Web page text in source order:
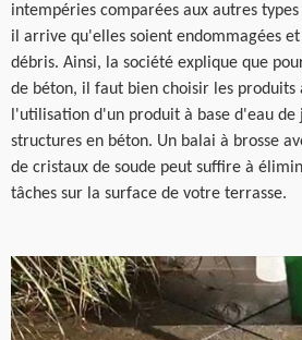
intempéries comparées aux autres
il arrive qu'elles soient endommagées
débris. Ainsi, la société explique que
de béton, il faut bien choisir les produits
l'utilisation d'un produit à base d'eau de
structures en béton. Un balai à brosse
de cristaux de soude peut suffire à
tâches sur la surface de votre terrasse.